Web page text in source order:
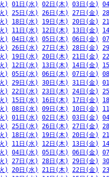
) 01日(水) 02日(木) 03日(金)
) 25日(水) 26日(木) 27日(金)
) 18日(水) 19日(木) 20日(金)
) 11日(水) 12日(木) 13日(金)
) 04日(水) 05日(木) 06日(金)
) 26日(水) 27日(木) 28日(金)
) 19日(水) 20日(木) 21日(金)
) 12日(水) 13日(木) 14日(金)
) 05日(水) 06日(木) 07日(金)
) 29日(水) 30日(木) 31日(金)
) 22日(水) 23日(木) 24日(金)
) 15日(水) 16日(木) 17日(金)
) 08日(水) 09日(木) 10日(金)
) 01日(水) 02日(木) 03日(金)
) 25日(水) 26日(木) 27日(金)
) 18日(水) 19日(木) 20日(金)
) 11日(水) 12日(木) 13日(金)
) 04日(水) 05日(木) 06日(金)
) 27日(水) 28日(木) 29日(金)
) 20日(水) 21日(木) 22日(金)